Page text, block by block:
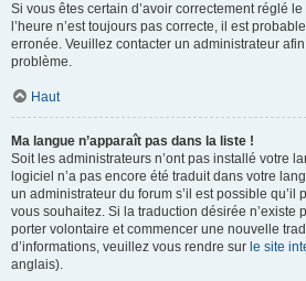
Si vous êtes certain d’avoir correctement réglé
l’heure n’est toujours pas correcte, il est
erronée. Veuillez contacter un administrateur
problème.
Haut
Ma langue n’apparaît pas dans la liste !
Soit les administrateurs n’ont pas installé votre
logiciel n’a pas encore été traduit dans votre
un administrateur du forum s’il est possible
vous souhaitez. Si la traduction désirée n’existe
porter volontaire et commencer une nouvelle
d’informations, veuillez vous rendre sur le site
anglais).